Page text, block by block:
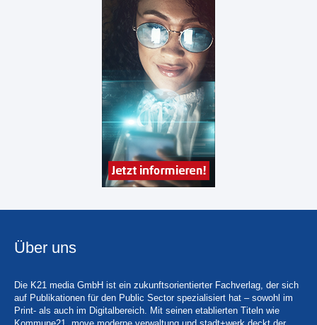
Über uns
Die K21 media GmbH ist ein zukunftsorientierter Fachverlag, der sich
auf Publikationen für den Public Sector spezialisiert hat – sowohl im
Print- als auch im Digitalbereich. Mit seinen etablierten Titeln wie
Kommune21, move moderne verwaltung und stadt+werk deckt der